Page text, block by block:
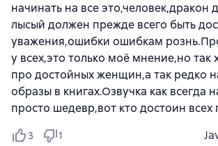
начинать на все это,человек,дракон
лысый должен прежде всего быть
уважения,ошибки ошибкам
у всех,это только моё мнение,но так
про достойных женщин,а так редко
образы в книгах.Озвучка как всегда
просто шедевр,вот кто достоин всех
3 1